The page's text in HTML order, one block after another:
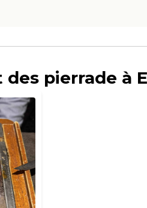
pierrade à